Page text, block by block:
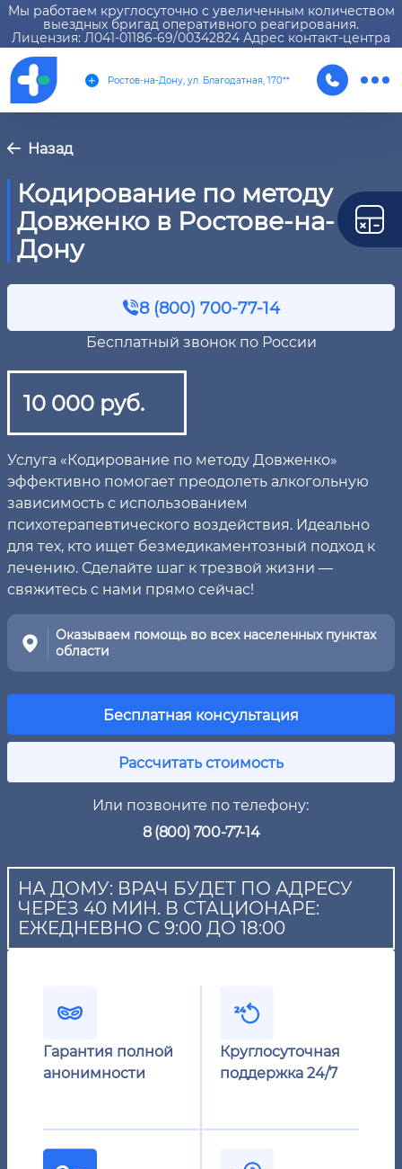
Мы работаем круглосуточно с увеличенным количеством
выездных бригад оперативного реагирования.
Лицензия: Л041-01186-69/00342824 Адрес контакт-центра
Ростов-на-Дону, ул. Благодатная, 170**
Назад
Кодирование по методу
Довженко в Ростове-на-
Дону
8 (800) 700-77-14
Бесплатный звонок по России
10 000 руб.
Услуга «Кодирование по методу Довженко»
эффективно помогает преодолеть алкогольную
зависимость с использованием
психотерапевтического воздействия. Идеально
для тех, кто ищет безмедикаментозный подход к
лечению. Сделайте шаг к трезвой жизни —
свяжитесь с нами прямо сейчас!
Оказываем помощь во всех населенных пунктах
области
Бесплатная консультация
Рассчитать стоимость
Или позвоните по телефону:
8 (800) 700-77-14
НА ДОМУ: ВРАЧ БУДЕТ ПО АДРЕСУ
ЧЕРЕЗ 40 МИН. В СТАЦИОНАРЕ:
ЕЖЕДНЕВНО С 9:00 ДО 18:00
Гарантия полной
анонимности
Круглосуточная
поддержка 24/7